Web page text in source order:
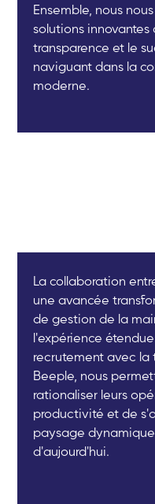
Ensemble, nous
solutions
transparence et le
naviguant dans la
moderne.
La collaboration
une avancée
de gestion de la
l'expérience
recrutement avec
Beeple, nous
rationaliser leurs
productivité et de
paysage
d'aujourd'hui.